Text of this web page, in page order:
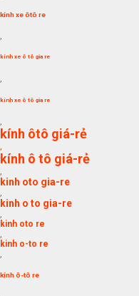
kính xe ôtô re
kính xe ô tô gia re
,
kính xe ô tô gia re
,
kính ôtô giá-rẻ
,
kính ô tô giá-rẻ
,
kinh oto gia-re
,
kinh o to gia-re
,
kinh oto re
,
kinh o-to re
,
kính ô-tô re